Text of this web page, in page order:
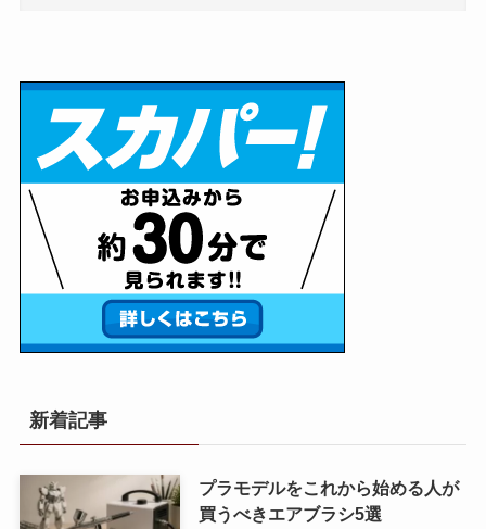
新着記事
プラモデルをこれから始める人が
買うべきエアブラシ5選